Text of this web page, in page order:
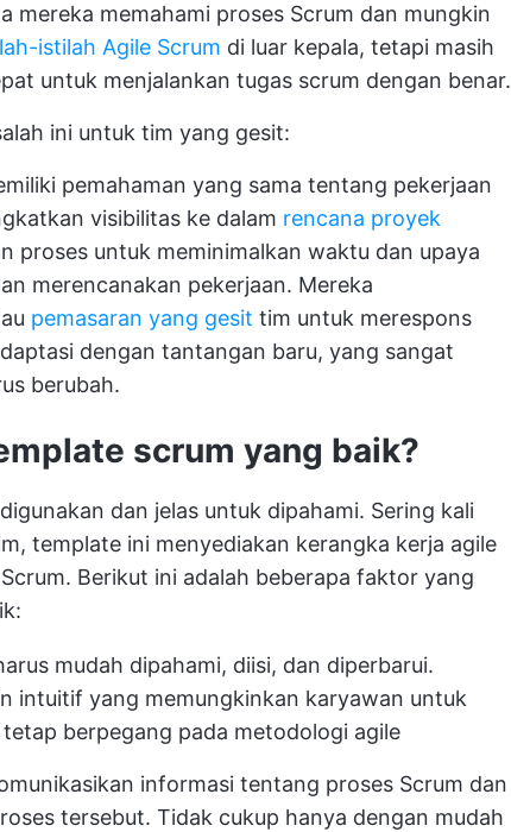
mereka memahami proses Scrum dan mungkin
istilah Agile Scrum di luar kepala, tetapi masih
untuk menjalankan tugas scrum dengan benar.
ini untuk tim yang gesit:
pemahaman yang sama tentang pekerjaan
visibilitas ke dalam rencana proyek
proses untuk meminimalkan waktu dan upaya
merencanakan pekerjaan. Mereka
pemasaran yang gesit tim untuk merespons
dengan tantangan baru, yang sangat
berubah.
scrum yang baik?
dan jelas untuk dipahami. Sering kali
template ini menyediakan kerangka kerja agile
Berikut ini adalah beberapa faktor yang
mudah dipahami, diisi, dan diperbarui.
intuitif yang memungkinkan karyawan untuk
berpegang pada metodologi agile
informasi tentang proses Scrum dan
tersebut. Tidak cukup hanya dengan mudah